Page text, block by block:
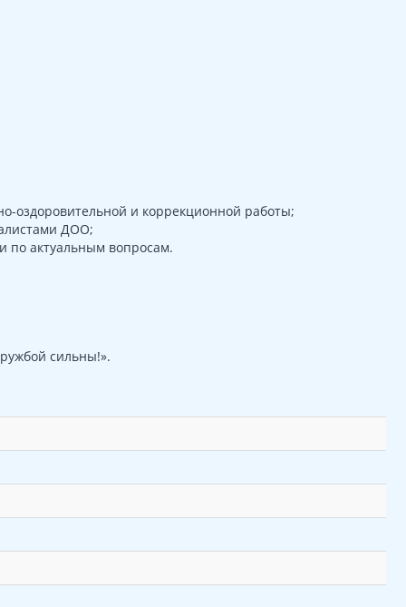
оздоровительной и коррекционной работы;
ДОО;
по актуальным вопросам.
сильны!».